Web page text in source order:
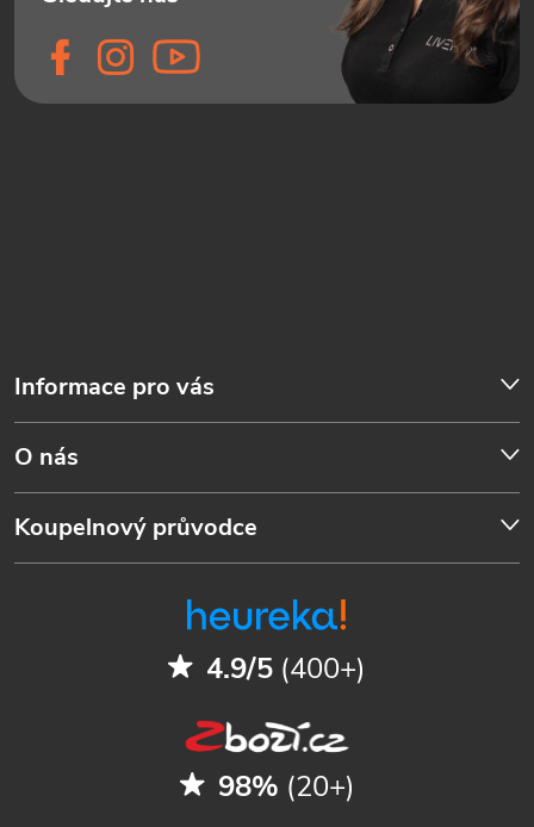
Informace pro vás
O nás
Koupelnový průvodce
4.9/5 (400+)
98% (20+)